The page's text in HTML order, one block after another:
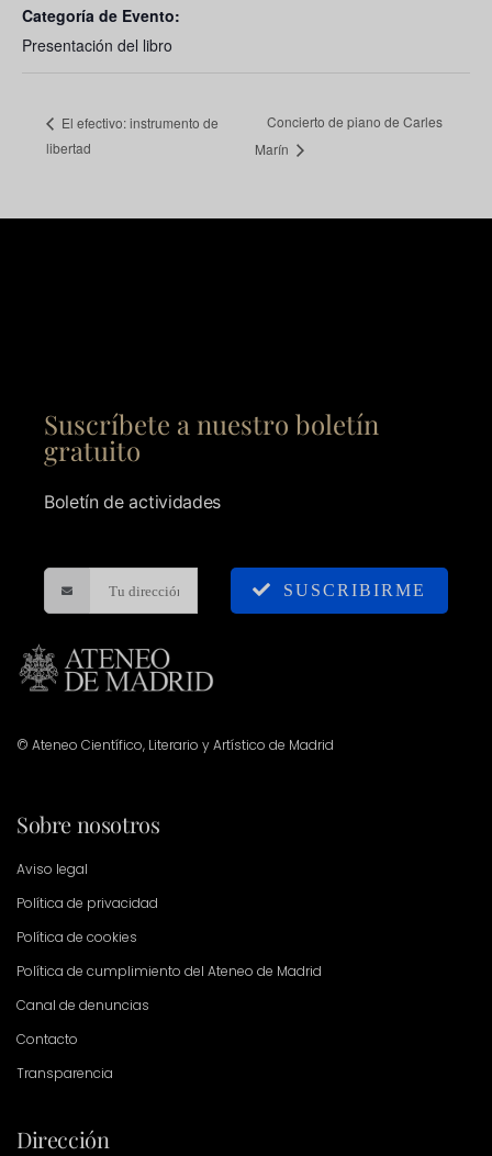
Categoría de Evento:
Presentación del libro
El efectivo: instrumento de
libertad
Concierto de piano de Carles
Marín
Suscríbete a nuestro boletín
gratuito
Boletín de actividades
SUSCRIBIRME
© Ateneo Científico, Literario y Artístico de Madrid
Sobre nosotros
Aviso legal
Política de privacidad
Política de cookies
Política de cumplimiento del Ateneo de Madrid
Canal de denuncias
Contacto
Transparencia
Dirección